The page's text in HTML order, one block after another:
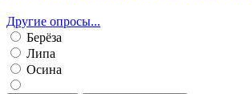
Другие опросы...
Берёза
Липа
Осина